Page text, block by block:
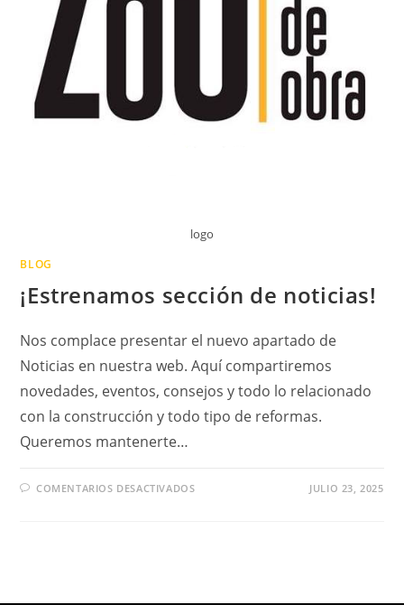
logo
BLOG
¡Estrenamos sección de noticias!
Nos complace presentar el nuevo apartado de
Noticias en nuestra web. Aquí compartiremos
novedades, eventos, consejos y todo lo relacionado
con la construcción y todo tipo de reformas.
Queremos mantenerte…
COMENTARIOS DESACTIVADOS JULIO 23, 2025